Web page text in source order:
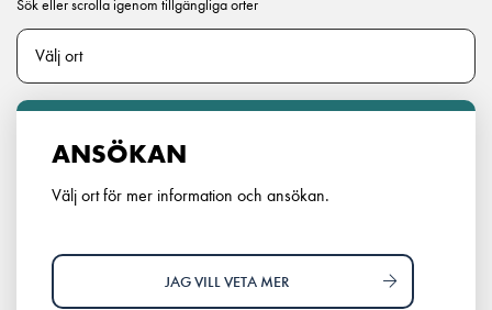
Sök eller scrolla igenom tillgängliga orter
ANSÖKAN
Välj ort för mer information och ansökan.
JAG VILL VETA MER